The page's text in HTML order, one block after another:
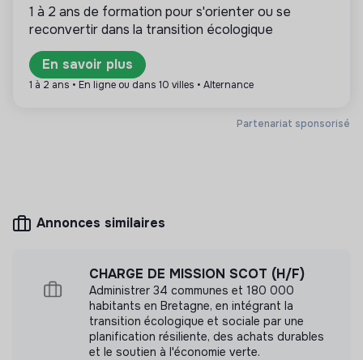
dynamisation du lien avec l’écosystème ? Comment
relier différentes formes d’observation (interne et
externe) et de prospectives (sectorielles, territoriales,
etc.) ? Au regard de quels critères (opérationnels et
scientifiques) suivre les évolutions clés des besoins sur
gestion est démocratique et participatif, et sa
lucrativité est limitée. Il s’agit d’une association,
coopérative, fondation, mutuelle ou entreprise
ESUS.
Mesure d'impact
Nous avons réalisé une mesure d’impact en
Partenariat sponsorisé
1 à 2 ans de formation pour s'orienter ou se
reconvertir dans la transition écologique
En savoir plus
1 à 2 ans • En ligne ou dans 10 villes • Alternance
Annonces similaires
CHARGE DE MISSION SCOT (H/F)
Administrer 34 communes et 180 000
habitants en Bretagne, en intégrant la
transition écologique et sociale par une
planification résiliente, des achats durables
et le soutien à l'économie verte.